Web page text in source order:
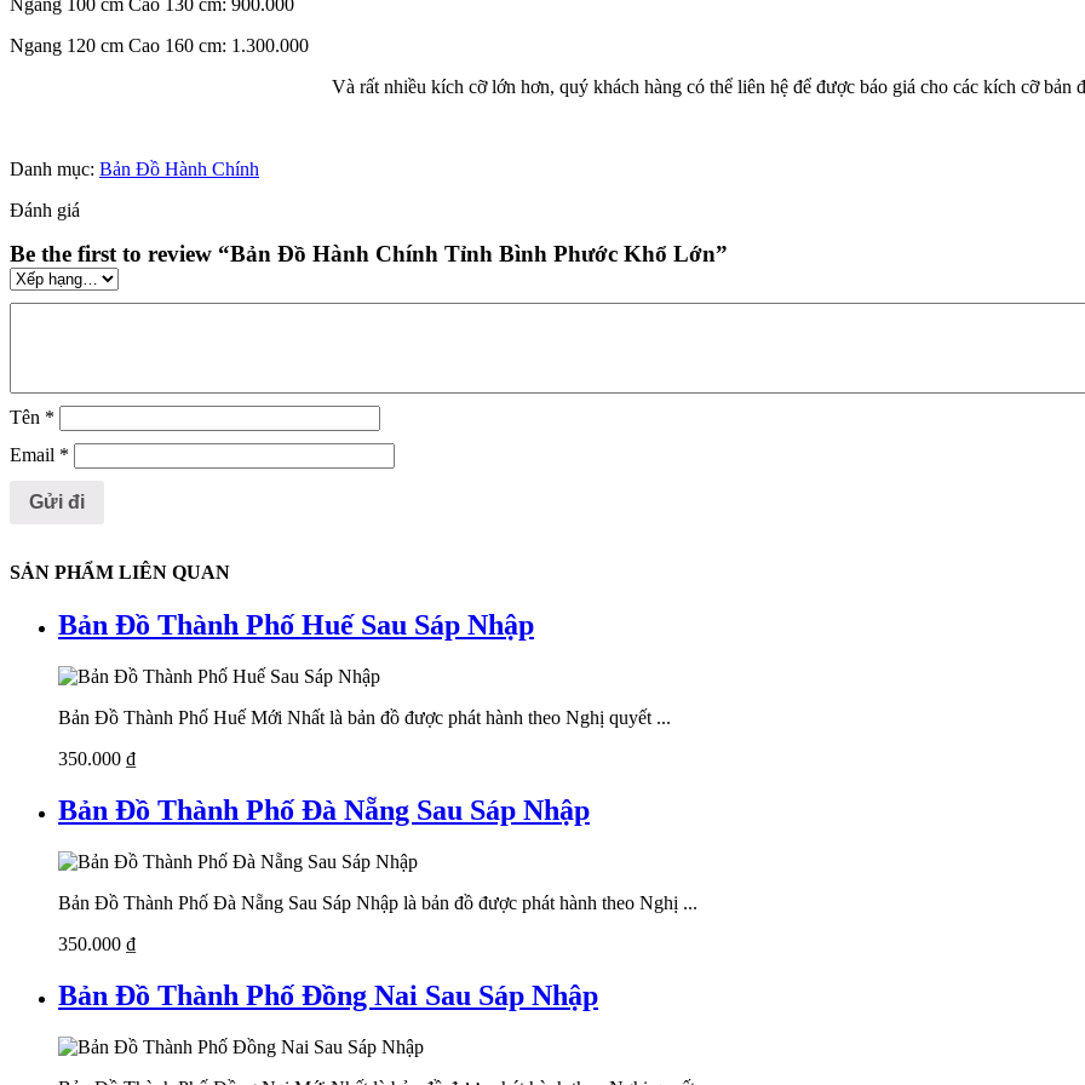
Ngang 100 cm Cao 130 cm: 900.000
Ngang 120 cm Cao 160 cm: 1.300.000
Và rất nhiều kích cỡ lớn hơn, quý khách hàng có thể liên hệ để được báo giá cho các kích cỡ bản
Danh mục: Bản Đồ Hành Chính
Đánh giá
Be the first to review “Bản Đồ Hành Chính Tỉnh Bình Phước Khổ Lớn”
Tên *
Email *
SẢN PHẨM LIÊN QUAN
Bản Đồ Thành Phố Huế Sau Sáp Nhập
Bản Đồ Thành Phố Huế Mới Nhất là bản đồ được phát hành theo Nghị quyết ...
350.000 ₫
Bản Đồ Thành Phố Đà Nẵng Sau Sáp Nhập
Bản Đồ Thành Phố Đà Nẵng Sau Sáp Nhập là bản đồ được phát hành theo Nghị ...
350.000 ₫
Bản Đồ Thành Phố Đồng Nai Sau Sáp Nhập